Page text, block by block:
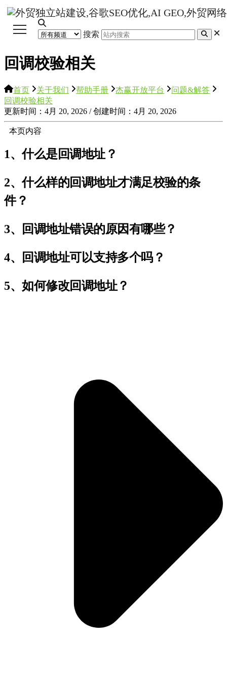
搜索
回调校验相关
首页 关于我们 帮助手册 杰赢开放平台
问题&解答
回调校验相关
更新时间：4月 20, 2026 / 创建时间：4月 20, 2026
本页内容
1、什么是回调地址？
2、什么样的回调地址才满足校验的条
件？
3、回调地址错误的原因有哪些？
4、回调地址可以支持多个吗？
5、如何修改回调地址？